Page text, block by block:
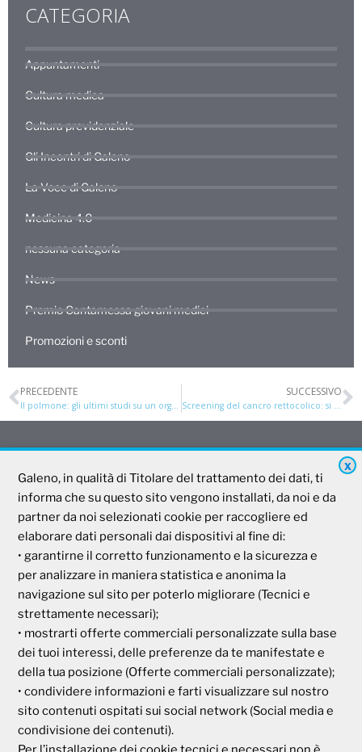
CATEGORIA
Appuntamenti
Cultura medica
Cultura previdenziale
Gli Incontri di Galeno
La Voce di Galeno
Medicina 4.0
nessuna categoria
News
Premio Cantamessa giovani medici
Promozioni e sconti
PRECEDENTE SUCCESSIVO
Galeno
Società Mutua Cooperativa
Via Parigi, 11
00185 Roma
P.I e C.F. 04273791006
Tel. 800 99 93 83
Fax 06 44 24 87 05
e-mail:backoffice@cassagaleno.it
X
Galeno, in qualità di Titolare del trattamento dei dati, ti
informa che su questo sito vengono installati, da noi e da
partner da noi selezionati cookie per raccogliere ed
elaborare dati personali dai dispositivi al fine di:
• garantirne il corretto funzionamento e la sicurezza e
per analizzare in maniera statistica e anonima la
navigazione sul sito per poterlo migliorare (Tecnici e
strettamente necessari);
• mostrarti offerte commerciali personalizzate sulla base
dei tuoi interessi, delle preferenze da te manifestate e
della tua posizione (Offerte commerciali personalizzate);
• condividere informazioni e farti visualizzare sul nostro
sito contenuti ospitati sui social network (Social media e
condivisione dei contenuti).